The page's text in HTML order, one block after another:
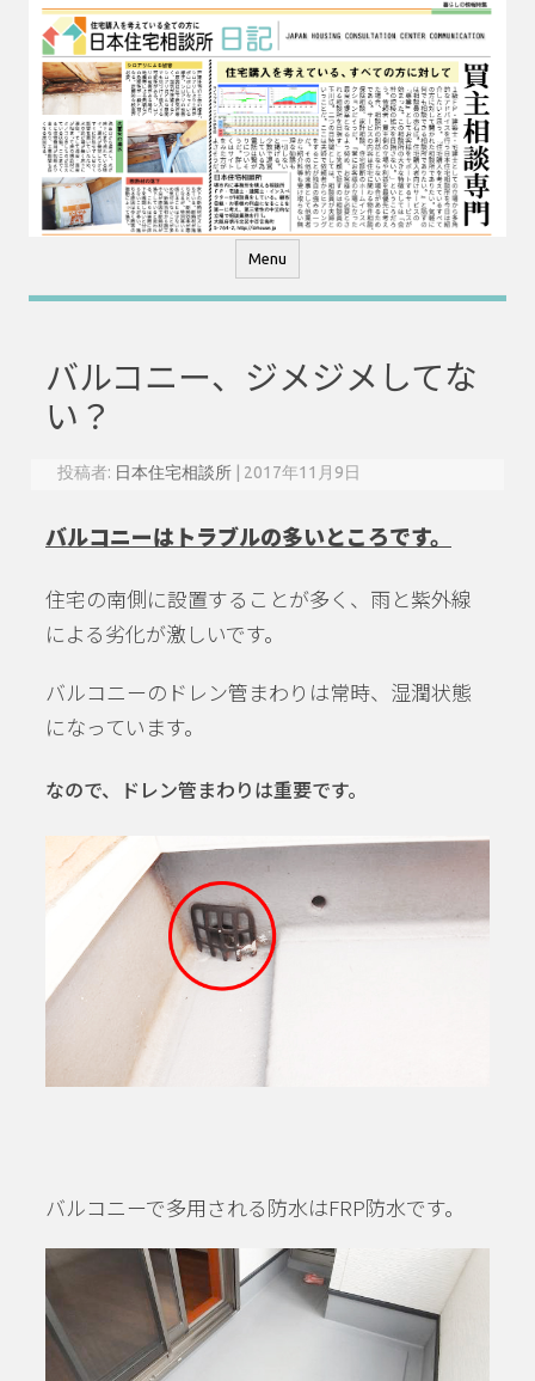
コ
テ
ン
ツ
へ
ス
キ
ッ
プ
Menu
バルコニー、ジメジメしてな
い？
投稿者: 日本住宅相談所 2017年11月9日
バルコニーはトラブルの多いところです。
住宅の南側に設置することが多く、雨と紫外線
による劣化が激しいです。
バルコニーのドレン管まわりは常時、湿潤状態
になっています。
なので、ドレン管まわりは重要です。
バルコニーで多用される防水はFRP防水です。